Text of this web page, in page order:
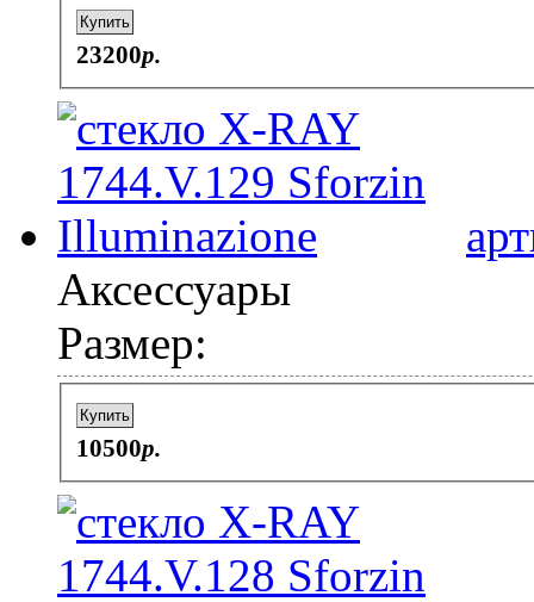
Купить
23200p.
Аксессуары
Размер:
Купить
10500p.